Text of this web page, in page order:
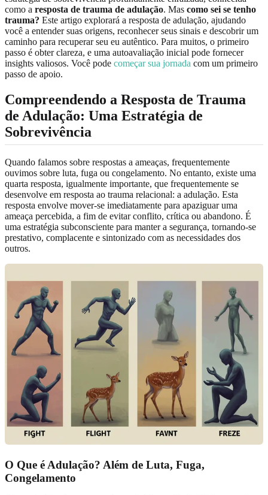
como a resposta de trauma de adulação. Mas como sei se tenho
trauma? Este artigo explorará a resposta de adulação, ajudando
você a entender suas origens, reconhecer seus sinais e descobrir um
caminho para recuperar seu eu autêntico. Para muitos, o primeiro
passo é obter clareza, e uma autoavaliação inicial pode fornecer
insights valiosos. Você pode começar sua jornada com um primeiro
passo de apoio.
Compreendendo a Resposta de Trauma
de Adulação: Uma Estratégia de
Sobrevivência
Quando falamos sobre respostas a ameaças, frequentemente
ouvimos sobre luta, fuga ou congelamento. No entanto, existe uma
quarta resposta, igualmente importante, que frequentemente se
desenvolve em resposta ao trauma relacional: a adulação. Esta
resposta envolve mover-se imediatamente para apaziguar uma
ameaça percebida, a fim de evitar conflito, crítica ou abandono. É
uma estratégia subconsciente para manter a segurança, tornando-se
prestativo, complacente e sintonizado com as necessidades dos
outros.
O Que é Adulação? Além de Luta, Fuga,
Congelamento